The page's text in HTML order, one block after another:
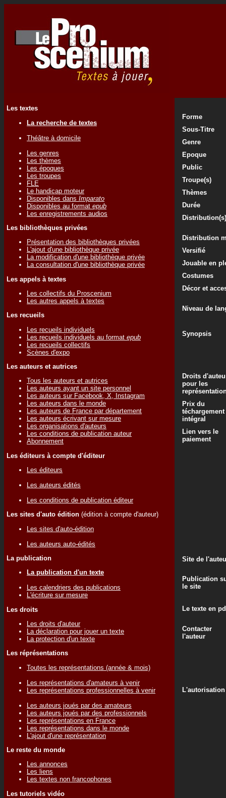
Les textes
La recherche de textes
Théâtre à domicile
Les genres
Les thèmes
Les époques
Les troupes
FLE
Le handicap moteur
Disponibles dans Imparato
Disponibles au format epub
Les enregistrements audios
Les bibliothèques privées
Présentation des bibliothèques privées
L'ajout d'une bibliothèque privée
La modification d'une bibliothèque privée
La consultation d'une bibliothèque privée
Les appels à textes
Les collectifs du Proscenium
Les autres appels à textes
Les recueils
Les recueils individuels
Les recueils individuels au format epub
Les recueils collectifs
Scènes d'expo
Les auteurs et autrices
Tous les auteurs et autrices
Les auteurs ayant un site personnel
Les auteurs sur Facebook, X, Instagram
Les auteurs dans le monde
Les auteurs de France par département
Les auteurs écrivant sur mesure
Les organisations d'auteurs
Les conditions de publication auteur
Abonnement
Les éditeurs à compte d'éditeur
Les éditeurs
Les auteurs édités
Les conditions de publication éditeur
Les sites d'auto édition (édition à compte d'auteur)
Les sites d'auto-édition
Les auteurs auto-édités
La publication
La publication d'un texte
Les calendriers des publications
L'écriture sur mesure
Les droits
Les droits d'auteur
La déclaration pour jouer un texte
La protection d'un texte
Les réprésentations
Toutes les représentations (année & mois)
Les représentations d'amateurs à venir
Les représentations professionnelles à venir
Les auteurs joués par des amateurs
Les auteurs joués par des professionnels
Les représentations en France
Les représentations dans le monde
L'ajout d'une représentation
Le reste du monde
Les annonces
Les liens
Les textes non francophones
Les tutoriels vidéo
Forme
Sous-Titre
Genre
Epoque
Public
Troupe(s)
Thèmes
Durée
Distribution(s)
Distribution
Versifié
Jouable en
Costumes
Décor et
Niveau de
Synopsis
Droits
pour les
Prix du
téchargement
intégral
Lien vers le
paiement
Site de
Publication
le site
Le texte en
Contacter
l'auteur
L'autorisation